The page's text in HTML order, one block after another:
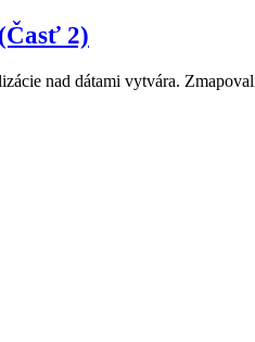
2)
nad dátami vytvára.